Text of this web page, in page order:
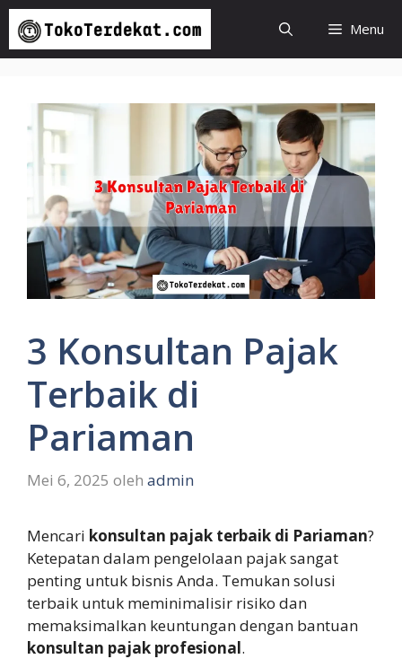
Langsung
isi
Menu
3 Konsultan Pajak
Terbaik di
Pariaman
Mei 6, 2025 oleh admin
Mencari konsultan pajak terbaik di Pariaman?
Ketepatan dalam pengelolaan pajak sangat
penting untuk bisnis Anda. Temukan solusi
terbaik untuk meminimalisir risiko dan
memaksimalkan keuntungan dengan bantuan
konsultan pajak profesional.